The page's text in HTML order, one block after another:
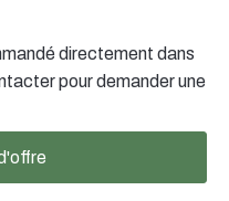
directement dans
pour demander une